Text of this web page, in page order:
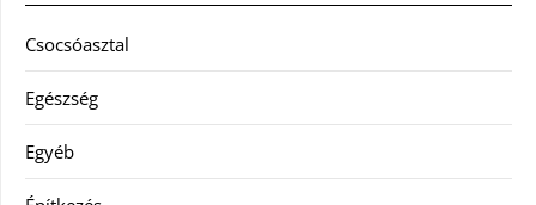
Csocsóasztal
Egészség
Egyéb